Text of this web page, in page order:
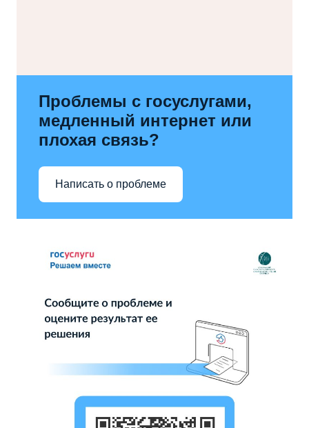
Проблемы с госуслугами,
медленный интернет или
плохая связь?
Написать о проблеме